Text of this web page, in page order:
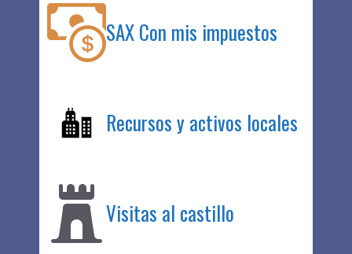
SAX Con mis impuestos
Recursos y activos locales
Visitas al castillo